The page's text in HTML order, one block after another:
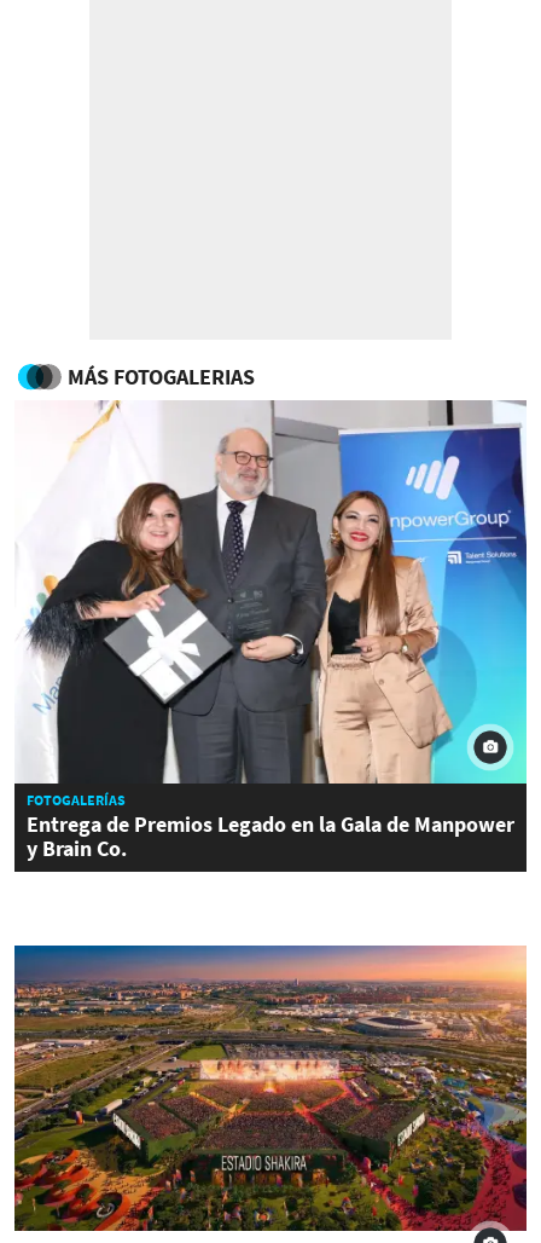
MÁS FOTOGALERIAS
FOTOGALERÍAS
Entrega de Premios Legado en la Gala de Manpower
y Brain Co.